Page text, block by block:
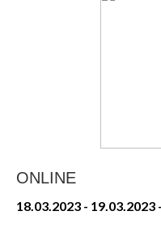
ONLINE
18.03.2023 - 19.03.2023